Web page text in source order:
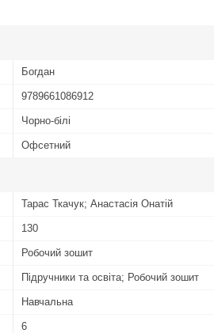
Богдан
9789661086912
Чорно-білі
Офсетний
Тарас Ткачук; Анастасія Онатій
130
Робочий зошит
Підручники та освіта; Робочий зошит
Навчальна
6